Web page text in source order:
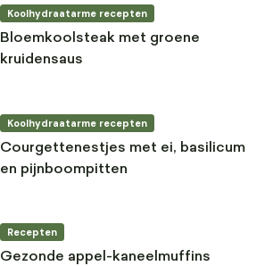
Koolhydraatarme recepten
Bloemkoolsteak met groene
kruidensaus
Koolhydraatarme recepten
Courgettenestjes met ei, basilicum
en pijnboompitten
Recepten
Gezonde appel-kaneelmuffins